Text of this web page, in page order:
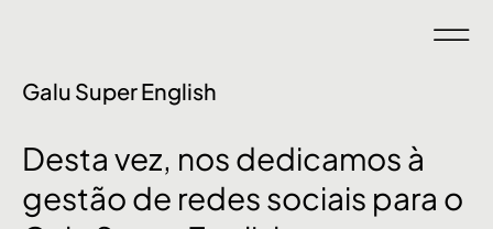
Galu Super English
Desta vez, nos dedicamos à
gestão de redes sociais para o